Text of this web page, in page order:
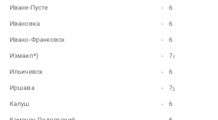
Иване-Пусте - 6
Ивановка - 6
Ивано-Франковск - 6
Измаил*) - 71
Ильичевск - 6
Иршава - 72
Калуш - 6